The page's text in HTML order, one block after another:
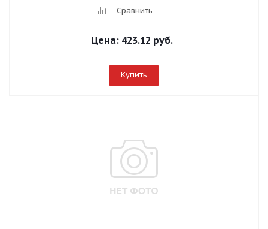
Сравнить
Цена: 423.12 руб.
Купить